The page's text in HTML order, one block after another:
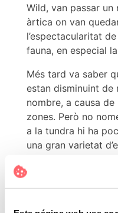
Wild, van passar
àrtica on van
l’espectacularitat
fauna, en especial
Més tard va saber
estan disminuint de
nombre, a causa de
zones. Però no
a la tundra hi ha
una gran varietat
afectar
altra.